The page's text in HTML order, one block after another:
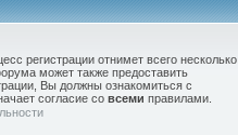
регистрации отнимет всего несколько
может также предоставить
Вы должны ознакомиться с
согласие со всеми правилами.